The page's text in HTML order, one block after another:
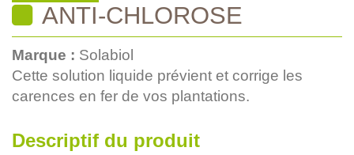
ANTI-CHLOROSE
Marque : Solabiol
Cette solution liquide prévient et corrige les
carences en fer de vos plantations.
Descriptif du produit